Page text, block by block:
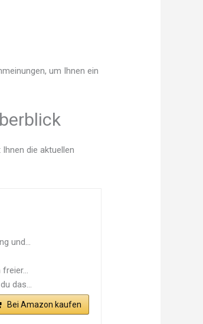
um Ihnen ein
die aktuellen
und...
das...
Bei Amazon kaufen